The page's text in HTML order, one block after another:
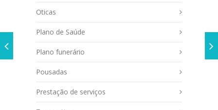
Oticas
Plano de Saúde
Plano funerário
Pousadas
Prestação de serviços